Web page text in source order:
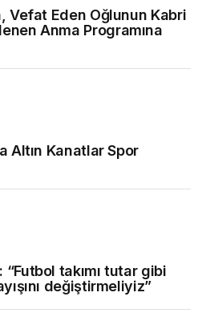
Vefat Eden Oğlunun Kabri
Anma Programına
Altın Kanatlar Spor
“Futbol takımı tutar gibi
değiştirmeliyiz”